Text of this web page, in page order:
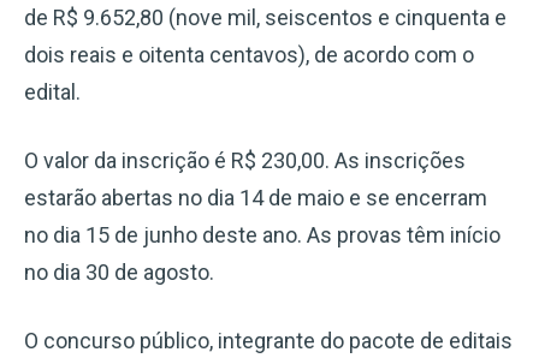
de R$ 9.652,80 (nove mil, seiscentos e cinquenta e
dois reais e oitenta centavos), de acordo com o
edital.
O valor da inscrição é R$ 230,00. As inscrições
estarão abertas no dia 14 de maio e se encerram
no dia 15 de junho deste ano. As provas têm início
no dia 30 de agosto.
O concurso público, integrante do pacote de editais